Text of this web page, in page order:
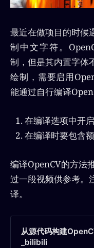
最近在做项目的时候
制中文字符。
制，但是其内置字体
绘制，需要启用
能通过自行编译
在编译选项中开
在编译时要包含额
编译OpenCV的方法
过一段视频供参考。
译。
从源代码构建
_bilibili